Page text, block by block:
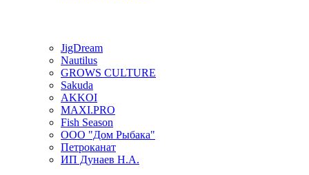
JigDream
Nautilus
GROWS CULTURE
Sakuda
AKKOI
MAXI.PRO
Fish Season
ООО "Дом Рыбака"
Петроканат
ИП Дунаев Н.А.